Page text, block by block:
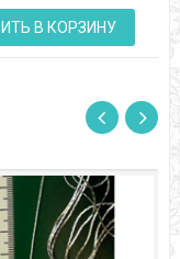
В КОРЗИНУ